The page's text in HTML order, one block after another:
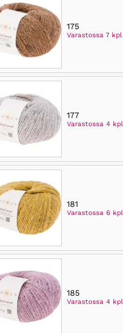
175
Varastossa 7 kpl
177
Varastossa 4 kpl
181
Varastossa 6 kpl
185
Varastossa 4 kpl